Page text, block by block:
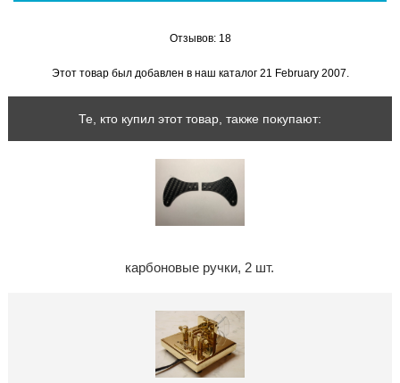
Отзывов: 18
Этот товар был добавлен в наш каталог 21 February 2007.
Те, кто купил этот товар, также покупают:
карбоновые ручки, 2 шт.